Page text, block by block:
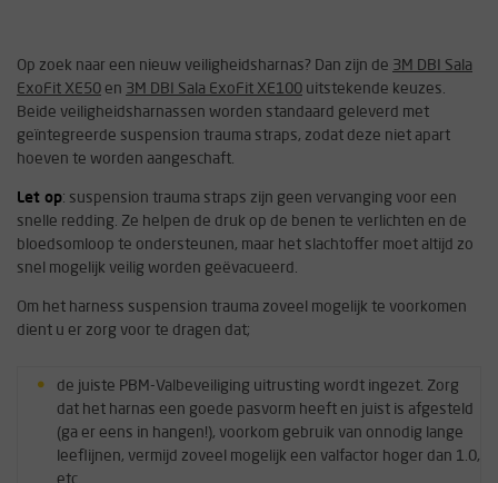
Op zoek naar een nieuw veiligheidsharnas? Dan zijn de 3M DBI Sala
ExoFit XE50 en 3M DBI Sala ExoFit XE100 uitstekende keuzes.
Beide veiligheidsharnassen worden standaard geleverd met
geïntegreerde suspension trauma straps, zodat deze niet apart
hoeven te worden aangeschaft.
Let op: suspension trauma straps zijn geen vervanging voor een
snelle redding. Ze helpen de druk op de benen te verlichten en de
bloedsomloop te ondersteunen, maar het slachtoffer moet altijd zo
snel mogelijk veilig worden geëvacueerd.
Om het harness suspension trauma zoveel mogelijk te voorkomen
dient u er zorg voor te dragen dat;
de juiste PBM-Valbeveiliging uitrusting wordt ingezet. Zorg
dat het harnas een goede pasvorm heeft en juist is afgesteld
(ga er eens in hangen!), voorkom gebruik van onnodig lange
leeflijnen, vermijd zoveel mogelijk een valfactor hoger dan 1.0,
etc.